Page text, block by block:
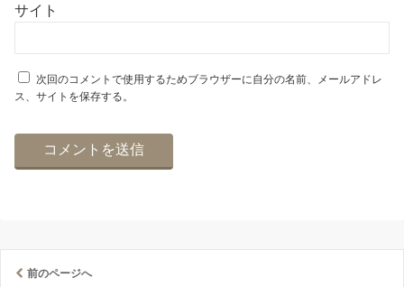
サイト
次回のコメントで使用するためブラウザーに自分の名前、メールアドレ
ス、サイトを保存する。
前のページへ